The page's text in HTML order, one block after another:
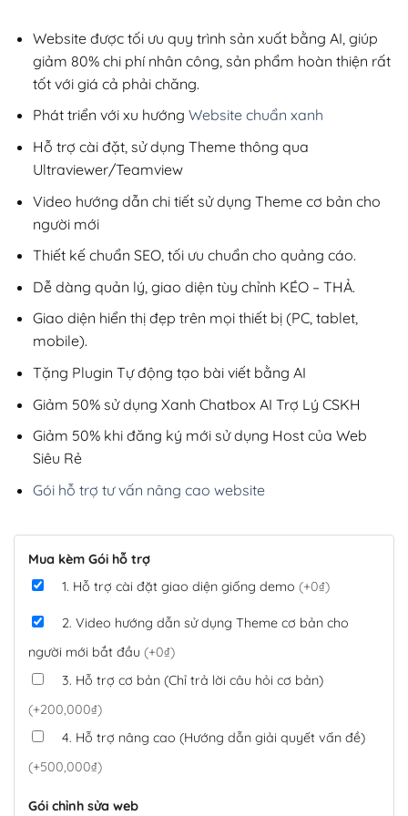
200,000₫.
Website được tối ưu quy trình sản xuất bằng AI, giúp
giảm 80% chi phí nhân công, sản phẩm hoàn thiện rất
tốt với giá cả phải chăng.
Phát triển với xu hướng Website chuẩn xanh
Hỗ trợ cài đặt, sử dụng Theme thông qua
Ultraviewer/Teamview
Video hướng dẫn chi tiết sử dụng Theme cơ bản cho
người mới
Thiết kế chuẩn SEO, tối ưu chuẩn cho quảng cáo.
Dễ dàng quản lý, giao diện tùy chỉnh KÉO – THẢ.
Giao diện hiển thị đẹp trên mọi thiết bị (PC, tablet,
mobile).
Tặng Plugin Tự động tạo bài viết bằng AI
Giảm 50% sử dụng Xanh Chatbox AI Trợ Lý CSKH
Giảm 50% khi đăng ký mới sử dụng Host của Web
Siêu Rẻ
Gói hỗ trợ tư vấn nâng cao website
Mua kèm Gói hỗ trợ
1. Hỗ trợ cài đặt giao diện giống demo (+0₫)
2. Video hướng dẫn sử dụng Theme cơ bản cho
người mới bắt đầu (+0₫)
3. Hỗ trợ cơ bản (Chỉ trả lời câu hỏi cơ bản)
(+200,000₫)
4. Hỗ trợ nâng cao (Hướng dẫn giải quyết vấn đề)
(+500,000₫)
Gói chỉnh sửa web